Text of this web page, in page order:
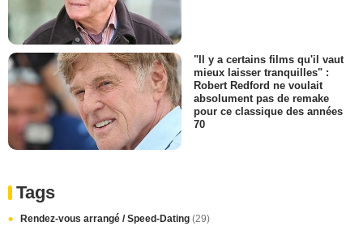
"Il y a certains films qu'il vaut
mieux laisser tranquilles" :
Robert Redford ne voulait
absolument pas de remake
pour ce classique des années
70
Tags
Rendez-vous arrangé / Speed-Dating (29)